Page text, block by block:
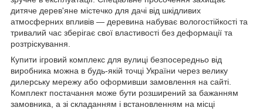
дитяче дерев'яне містечко для дачі від шкідливих
атмосферних впливів — деревина набуває вологостійкості та
тривалий час зберігає свої властивості без деформації та
розтріскування.
Купити ігровий комплекс для вулиці безпосередньо від
виробника можна в будь-якій точці України через велику
дилерську мережу або оформивши замовлення на сайті.
Комплект постачання може бути розширений за бажанням
замовника, а зі складанням і встановленням на місці